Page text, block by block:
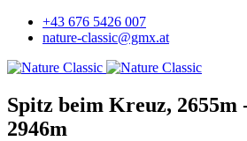
+43 676 5426 007
nature-classic@gmx.at
Spitz beim Kreuz, 2655m
2946m